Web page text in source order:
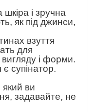
і зручна
як під джинси,
взуття
для
і форми.
супінатор.
ви
задавайте, не